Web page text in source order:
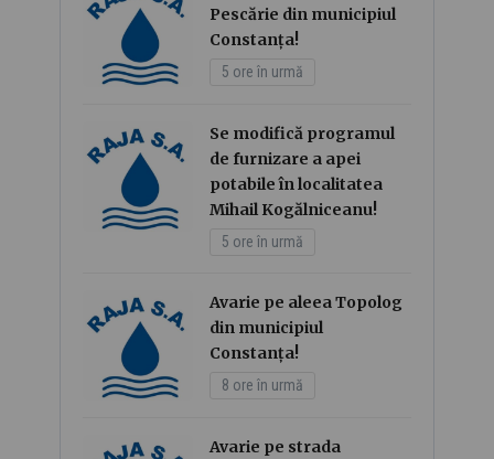
Pescărie din municipiul
Constanța!
5 ore în urmă
Se modifică programul
de furnizare a apei
potabile în localitatea
Mihail Kogălniceanu!
5 ore în urmă
Avarie pe aleea Topolog
din municipiul
Constanța!
8 ore în urmă
Avarie pe strada